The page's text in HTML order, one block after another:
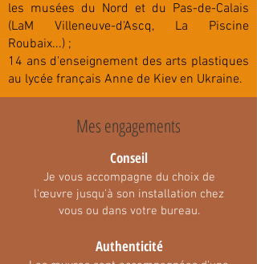
les musées du Nord et du Pas-de-Calais
(LaM Villeneuve-d'Ascq, La Piscine
Roubaix...) ;
14 ans d'enseignement des arts plastiques
au lycée français Anne de Kiev en Ukraine.
Mes engagements
Conseil
Je vous accompagne du choix de
l'œuvre jusqu'à son installation chez
vous ou dans votre bureau.
Authenticité